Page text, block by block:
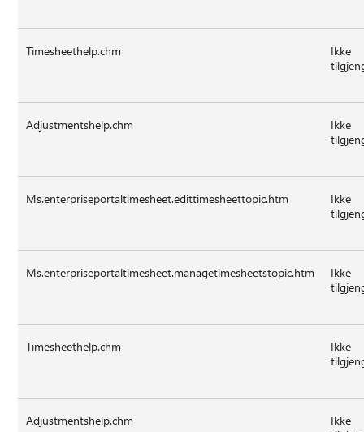
Timesheethelp.chm
Ikke
Adjustmentshelp.chm
Ikke
Ms.enterpriseportaltimesheet.edittimesheettopic.htm
Ikke
Ms.enterpriseportaltimesheet.managetimesheetstopic.htm
Ikke
Timesheethelp.chm
Ikke
Adjustmentshelp.chm
Ikke